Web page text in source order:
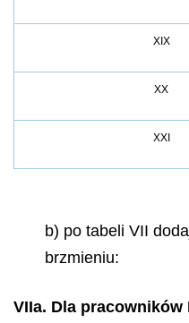
XIX
XX
XXI
b) po tabeli VII
brzmieniu:
VIIa. Dla